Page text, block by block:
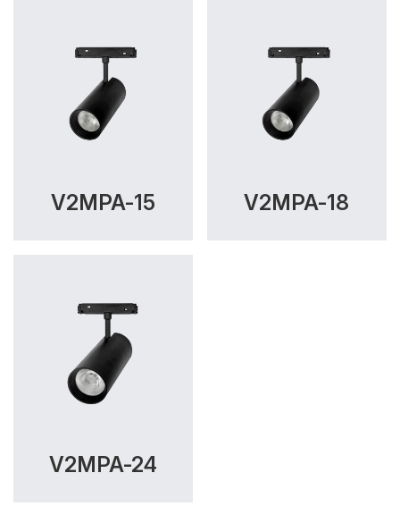
V2MPA-15 V2MPA-18
V2MPA-24